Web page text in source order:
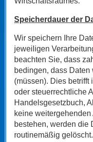
Speicherdauer der
Wir speichern Ihre
jeweiligen
beachten Sie, dass
bedingen, dass
(müssen). Dies
oder steuerrechtliche
Handelsgesetzbuch,
keine
bestehen, werden die
routinemäßig gelöscht.